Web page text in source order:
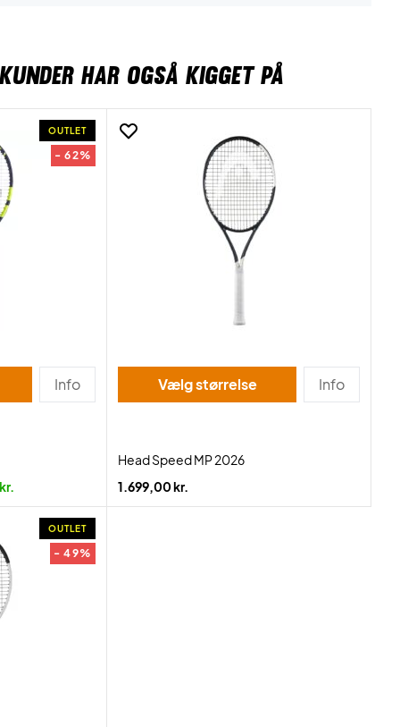
HAR OGSÅ KIGGET PÅ
OUTLET
- 62%
Info Vælg størrelse Info
Head Speed MP 2026
1.699,00 kr.
OUTLET
- 49%